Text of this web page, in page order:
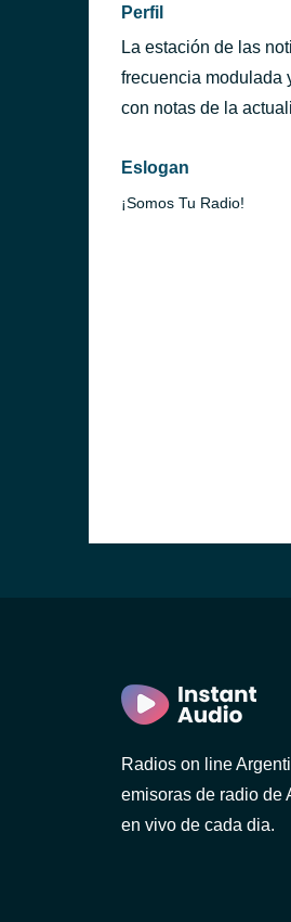
Perfil
La estación de las
frecuencia modulada
con notas de la
Eslogan
¡Somos Tu Radio!
Radios on line
emisoras de radio de
en vivo de cada dia.